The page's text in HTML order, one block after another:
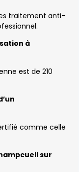
traitement anti-
à
est de 210
comme celle
sur